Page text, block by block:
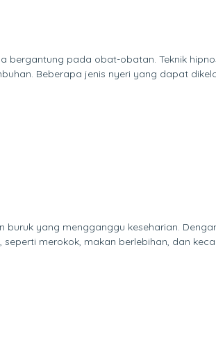
pada obat-obatan. Teknik
Beberapa jenis nyeri yang dapat
yang mengganggu keseharian.
merokok, makan berlebihan, dan